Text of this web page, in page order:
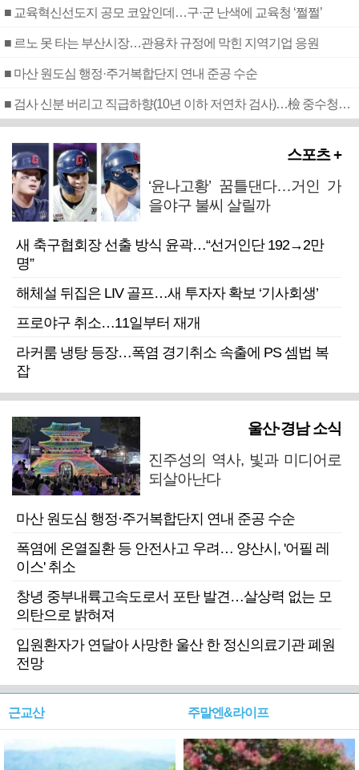
■ 교육혁신선도지 공모 코앞인데…구·군 난색에 교육청 ‘쩔쩔’
■ 르노 못 타는 부산시장…관용차 규정에 막힌 지역기업 응원
■ 마산 원도심 행정·주거복합단지 연내 준공 수순
■ 검사 신분 버리고 직급하향(10년 이하 저연차 검사)…檢 중수청행 기피
스포츠 +
‘윤나고황’ 꿈틀댄다…거인 가
을야구 불씨 살릴까
새 축구협회장 선출 방식 윤곽…“선거인단 192→2만
명”
해체설 뒤집은 LIV 골프…새 투자자 확보 ‘기사회생’
프로야구 취소…11일부터 재개
라커룸 냉탕 등장…폭염 경기취소 속출에 PS 셈법 복
잡
울산·경남 소식
진주성의 역사, 빛과 미디어로
되살아난다
마산 원도심 행정·주거복합단지 연내 준공 수순
폭염에 온열질환 등 안전사고 우려… 양산시, '어필 레
이스' 취소
창녕 중부내륙고속도로서 포탄 발견…살상력 없는 모
의탄으로 밝혀져
입원환자가 연달아 사망한 울산 한 정신의료기관 폐원
전망
근교산 주말엔&라이프